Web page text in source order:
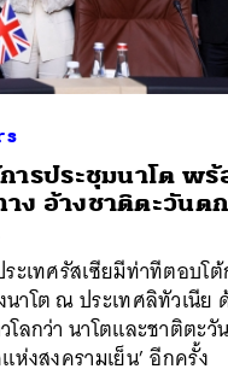
ารประชุมนาโต พร้
ง อ้างชาติตะวันต
ะเทศรัสเซียมีท่าทีตอบโต้
าโต ณ ประเทศลิทัวเนีย
โลกว่า นาโตและชาติตะ
ห่งสงครามเย็น’ อีกครั้ง